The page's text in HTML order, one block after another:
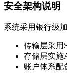
安全架构说明
系统采用银行级
传输层采用
存储层实施
账户体系配